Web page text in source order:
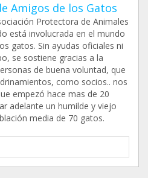
Amigos de los Gatos
Protectora de Animales
está involucrada en el mundo
gatos. Sin ayudas oficiales ni
se sostiene gracias a la
de buena voluntad, que
como socios.. nos
empezó hace mas de 20
adelante un humilde y viejo
media de 70 gatos.